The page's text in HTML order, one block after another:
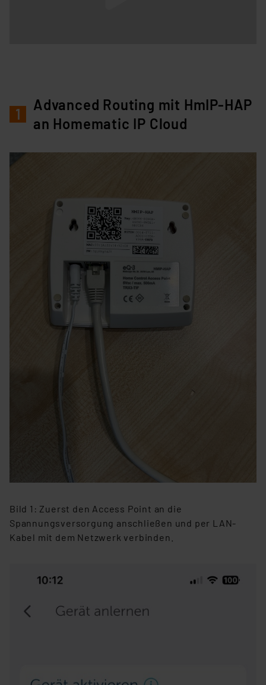
1
Advanced Routing mit HmIP-HAP
an Homematic IP Cloud
Bild 1: Zuerst den Access Point an die
Spannungsversorgung anschließen und per LAN-
Kabel mit dem Netzwerk verbinden.